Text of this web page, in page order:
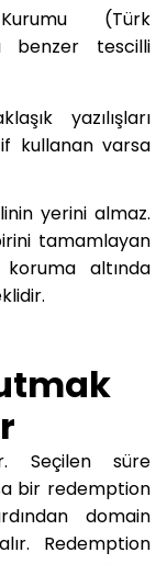
(Türk
benzer tescilli
yazılışları
kullanan varsa
yerini almaz.
tamamlayan
koruma altında
Seçilen süre
bir redemption
domain
Redemption